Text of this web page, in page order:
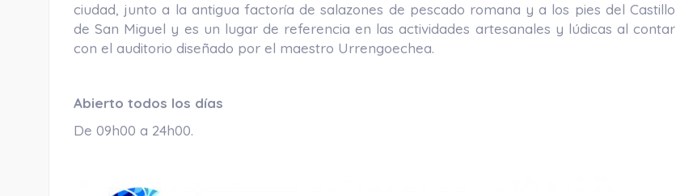
ciudad, junto a la antigua factoría de salazones de pescado romana y a los pies del Castillo
de San Miguel y es un lugar de referencia en las actividades artesanales y lúdicas al contar
con el auditorio diseñado por el maestro Urrengoechea.
Abierto todos los días
De 09h00 a 24h00.